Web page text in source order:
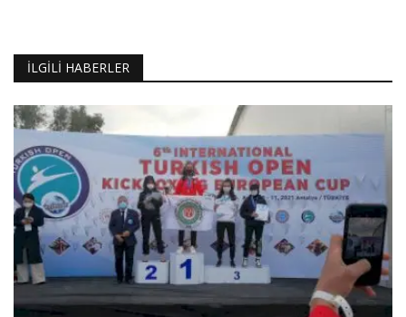
İLGILI HABERLER